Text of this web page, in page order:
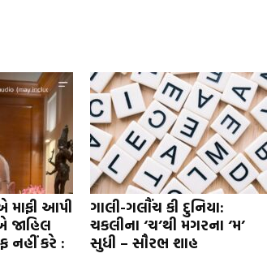
માફી આપી
જાહિલ
નહીં કરે :
ગાલી-ગલૌંચ કી દુનિયા:
ચકલીના ‘ચ’થી મગરના ‘મ’
સુધી – સૌરભ શાહ